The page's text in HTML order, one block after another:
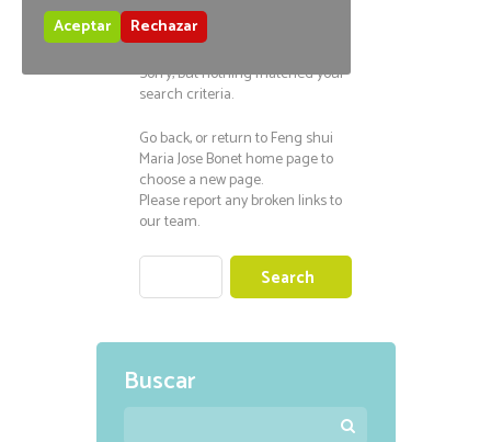
No posts found
Sorry, but nothing matched your
search criteria.
Go back, or return toFeng shui
Maria Jose Bonethome page to
choose a new page.
Please report any broken links to
our team.
Buscar
Aceptar
Rechazar